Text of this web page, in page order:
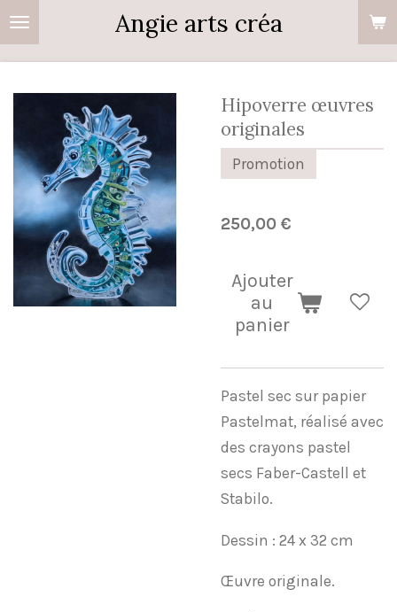
Passer
au
principal
Angie arts créa
Hipoverre œuvres
originales
Promotion
250,00 €
Ajouter
au
panier
Pastel sec sur papier
Pastelmat, réalisé avec
des crayons pastel
secs Faber-Castell et
Stabilo.
Dessin : 24 x 32 cm
Œuvre originale.